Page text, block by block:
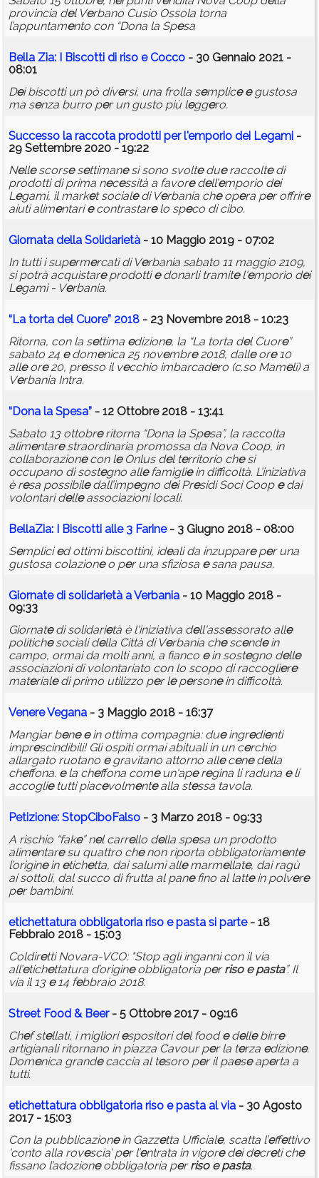
provincia del Verbano Cusio Ossola torna
l’appuntamento con “Dona la Spesa
Bella Zia: I Biscotti di riso eCocco - 30 Gennaio 2021 -
08:01
Dei biscotti un pò diversi, una frolla semplice egustosa
ma senza burro per un gusto più leggero.
Successo la raccota prodotti per l'emporio dei Legami -
29 Settembre 2020 - 19:22
Nellescorsesettimanesi sono svoltedueraccoltedi
prodotti di prima necessità a favoredell’emporio dei
Legami, il market socialedi Verbania cheopera per offrire
aiuti alimentariecontrastarelo speco di cibo.
Giornata della Solidarietà - 10 Maggio 2019 - 07:02
In tutti i supermercati di Verbania sabato 11 maggio 2109,
si potrà acquistareprodottiedonarli tramitel'emporio dei
Legami - Verbania.
“La torta del Cuore” 2018 - 23 Novembre 2018 - 10:23
Ritorna, con la settima edizione, la “La torta del Cuore”
sabato 24 edomenica 25 novembre2018, dalleore10
alleore20, presso il vecchio imbarcadero (c.so Mameli) a
Verbania Intra.
“Dona la Spesa” - 12 Ottobre 2018 - 13:41
Sabato 13 ottobreritorna “Dona la Spesa”, la raccolta
alimentarestraordinaria promossa da Nova Coop, in
collaborazionecon leOnlus del territorio chesi
occupano di sostegno allefamigliein difficoltà. L’iniziativa
è resa possibiledall’impegno dei Presidi Soci Coop edai
volontari delleassociazioni locali.
BellaZia: I Biscotti alle3 Farine- 3 Giugno 2018 - 08:00
Semplicied ottimi biscottini, ideali da inzuppareper una
gustosa colazioneo per una sfiziosa esana pausa.
Giornatedi solidarietà a Verbania - 10 Maggio 2018 -
09:33
Giornatedi solidarietà è l'iniziativa dell'assessorato alle
politichesociali della Città di Verbania chescendein
campo, ormai da molti anni, a fianco ein sostegno delle
associazioni di volontariato con lo scopo di raccogliere
materialedi primo utilizzo per lepersonein difficoltà.
VenereVegana - 3 Maggio 2018 - 16:37
Mangiar bene ein ottima compagnia: dueingredienti
imprescindibili! Gli ospiti ormai abituali in un cerchio
allargato ruotano egravitano attorno allecenedella
cheffona. ela cheffona comeun'aperegina li raduna eli
accoglietutti piacevolmentealla stessa tavola.
Petizione: StopCiboFalso - 3 Marzo 2018 - 09:33
A rischio “fake” nel carrello della spesa un prodotto
alimentaresu quattro chenon riporta obbligatoriamente
l’originein etichetta, dai salumi allemarmellate, dai ragù
ai sottoli, dal succo di frutta al panefino al lattein polvere
per bambini.
etichettatura obbligatoria riso e pasta si parte- 18
Febbraio 2018 - 15:03
Coldiretti Novara-VCO: "Stop agli inganni con il via
all’etichettatura d’origineobbligatoria perriso e pasta”. Il
via il 13 e14 febbraio 2018.
Street Food & Beer- 5 Ottobre 2017 - 09:16
Chef stellati, i miglioriespositori del foodedellebirre
artigianali ritornano in piazza Cavour per la terza edizione.
Domenica grandecaccia al tesoro per il paeseaperta a
tutti.
etichettatura obbligatoria riso e pasta al via - 30 Agosto
2017 - 15:03
Con la pubblicazionein Gazzetta Ufficiale, scatta l’effettivo
‘conto alla rovescia’ per l’entrata in vigoredei decreti che
fissano l’adozioneobbligatoria perriso e pasta.